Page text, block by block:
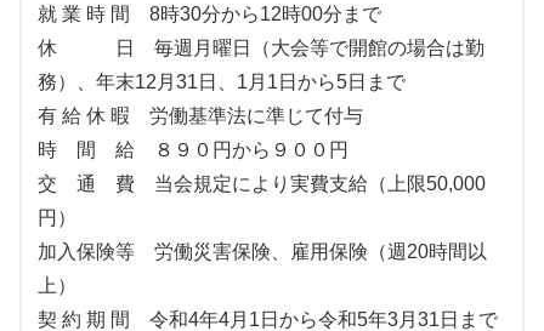
就 業 時 間 8時30分から12時00分まで
休 日 毎週月曜日（大会等で開館の場合は勤
務）、年末12月31日、1月1日から5日まで
有 給 休 暇 労働基準法に準じて付与
時 間 給 ８９０円から９００円
交 通 費 当会規定により実費支給（上限50,000
円）
加入保険等 労働災害保険、雇用保険（週20時間以
上）
契 約 期 間 令和4年4月1日から令和5年3月31日まで